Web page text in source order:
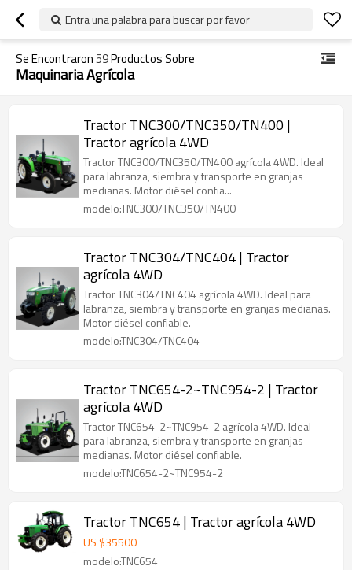
Entra una palabra para buscar por favor
Se Encontraron59Productos Sobre
Maquinaria Agrícola
Tractor TNC300/TNC350/TN400 |
Tractor agrícola 4WD
Tractor TNC300/TNC350/TN400 agrícola 4WD. Ideal
para labranza, siembra y transporte en granjas
medianas. Motor diésel confia...
modelo:TNC300/TNC350/TN400
Tractor TNC304/TNC404 | Tractor
agrícola 4WD
Tractor TNC304/TNC404 agrícola 4WD. Ideal para
labranza, siembra y transporte en granjas medianas.
Motor diésel confiable.
modelo:TNC304/TNC404
Tractor TNC654-2~TNC954-2 | Tractor
agrícola 4WD
Tractor TNC654-2~TNC954-2 agrícola 4WD. Ideal
para labranza, siembra y transporte en granjas
medianas. Motor diésel confiable.
modelo:TNC654-2~TNC954-2
Tractor TNC654 | Tractor agrícola 4WD
US $35500
modelo:TNC654